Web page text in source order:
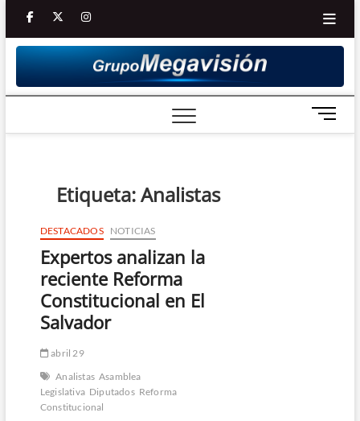
Saltar
contenido
facebooktwitter
Youtube
instagram
B
o
Etiqueta:Analistas
DESTACADOS NOTICIAS
Expertos analizan la
reciente Reforma
Constitucional en El
Salvador
abril 29
Analistas Asamblea
Legislativa Diputados Reforma
Constitucional